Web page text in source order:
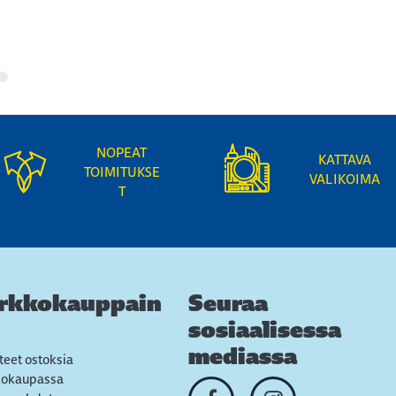
NOPEAT
TOIMITUKSE
T
KATTAVA
VALIKOIMA
ostoksia
Seuraa
sosiaalisessa
mediassa